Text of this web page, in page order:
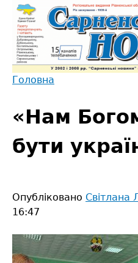
Jump
navigation
є
тут
Головна
top
«Нам
бути
Опубліковано Світлана
16:47